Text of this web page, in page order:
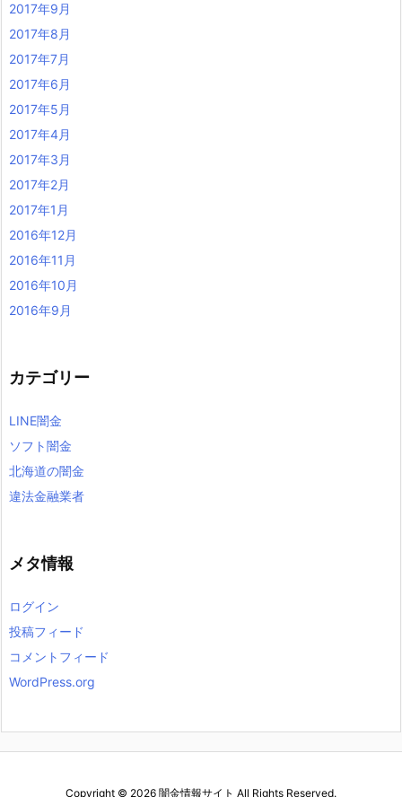
2017年9月
2017年8月
2017年7月
2017年6月
2017年5月
2017年4月
2017年3月
2017年2月
2017年1月
2016年12月
2016年11月
2016年10月
2016年9月
カテゴリー
LINE闇金
ソフト闇金
北海道の闇金
違法金融業者
メタ情報
ログイン
投稿フィード
コメントフィード
WordPress.org
Copyright © 2026 闇金情報サイト All Rights Reserved.